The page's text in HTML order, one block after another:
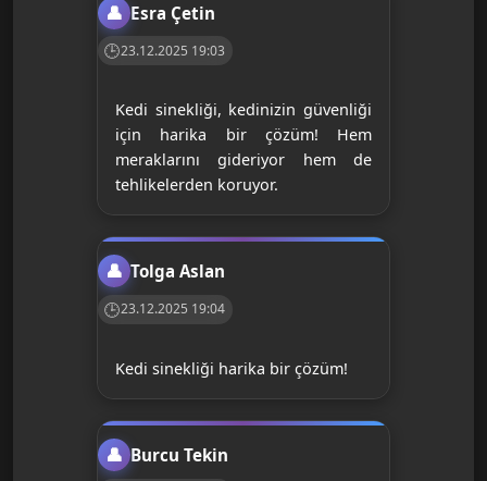
Esra Çetin
23.12.2025 19:03
Kedi sinekliği, kedinizin güvenliği
için harika bir çözüm! Hem
meraklarını gideriyor hem de
tehlikelerden koruyor.
Tolga Aslan
23.12.2025 19:04
Kedi sinekliği harika bir çözüm!
Burcu Tekin